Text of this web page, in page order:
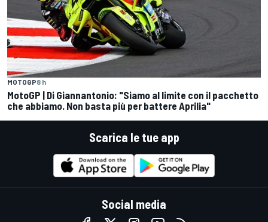
MOTOGP8 h
MotoGP | Di Giannantonio: "Siamo al limite con il pacchetto
che abbiamo. Non basta più per battere Aprilia"
Scarica le tue app
Social media